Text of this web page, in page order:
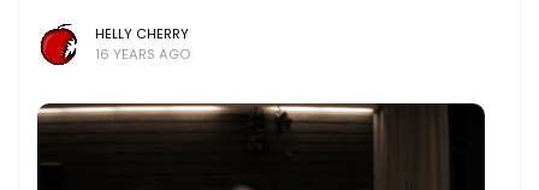
HELLY CHERRY
16 YEARS AGO